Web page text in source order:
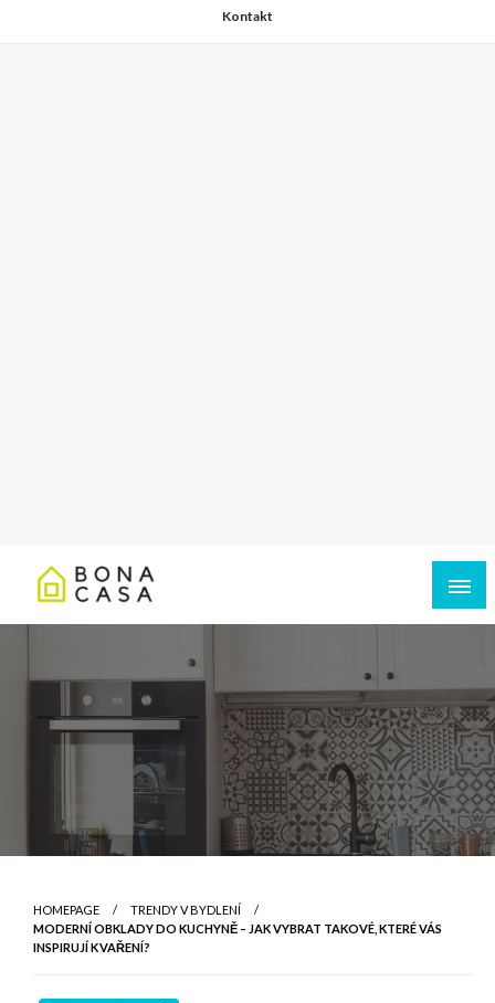
Kontakt
HOMEPAGE
TRENDY V BYDLENÍ
MODERNÍ OBKLADY DO KUCHYNĚ – JAK VYBRAT TAKOVÉ, KTERÉ VÁS
INSPIRUJÍ K VAŘENÍ?